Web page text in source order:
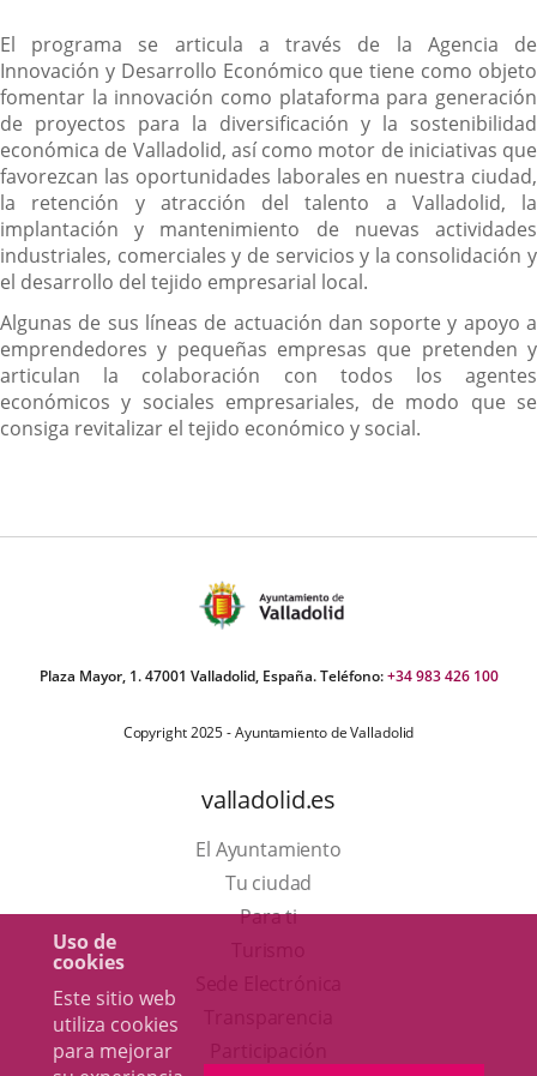
Uso de
cookies
Este sitio web
utiliza cookies
para mejorar
El programa se articula a través de la Agencia de
Innovación y Desarrollo Económico que tiene como objeto
fomentar la innovación como plataforma para generación
de proyectos para la diversificación y la sostenibilidad
económica de Valladolid, así como motor de iniciativas que
favorezcan las oportunidades laborales en nuestra ciudad,
la retención y atracción del talento a Valladolid, la
implantación y mantenimiento de nuevas actividades
industriales, comerciales y de servicios y la consolidación y
el desarrollo del tejido empresarial local.
Algunas de sus líneas de actuación dan soporte y apoyo a
emprendedores y pequeñas empresas que pretenden y
articulan la colaboración con todos los agentes
económicos y sociales empresariales, de modo que se
consiga revitalizar el tejido económico y social.
Plaza Mayor, 1. 47001 Valladolid, España. Teléfono:+34 983 426 100
Copyright 2025 - Ayuntamiento de Valladolid
valladolid.es
El Ayuntamiento
Tu ciudad
Para ti